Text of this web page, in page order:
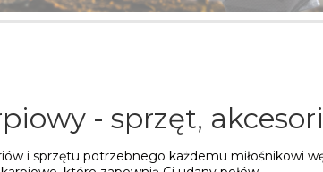
- sprzęt,
i sprzętu potrzebnego każdemu miłośnikowi